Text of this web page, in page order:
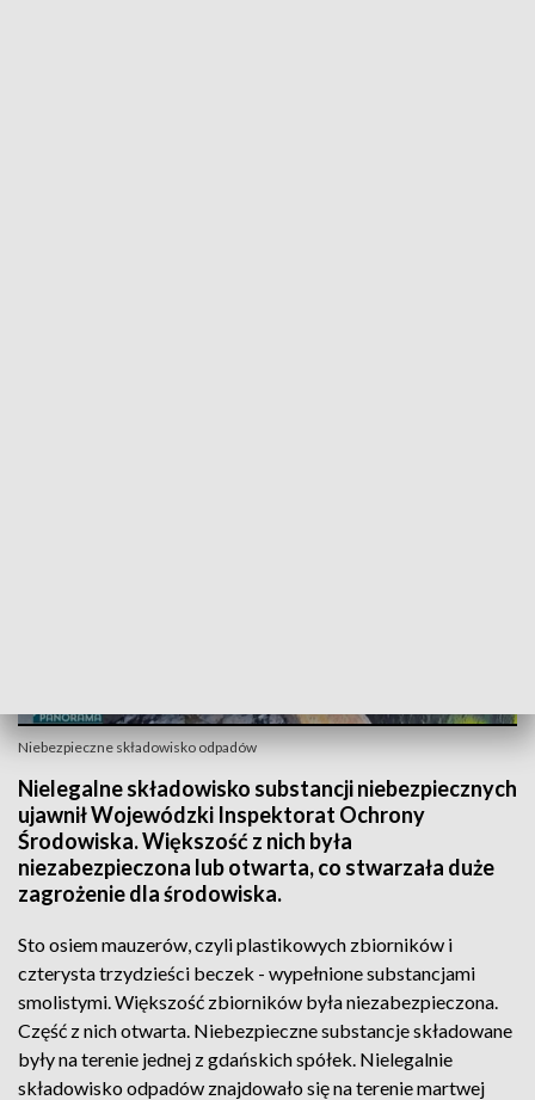
Niebezpieczne składowisko odpadów
Nielegalne składowisko substancji niebezpiecznych
ujawnił Wojewódzki Inspektorat Ochrony
Środowiska. Większość z nich była
niezabezpieczona lub otwarta, co stwarzała duże
zagrożenie dla środowiska.
Sto osiem mauzerów, czyli plastikowych zbiorników i
czterysta trzydzieści beczek - wypełnione substancjami
smolistymi. Większość zbiorników była niezabezpieczona.
Część z nich otwarta. Niebezpieczne substancje składowane
były na terenie jednej z gdańskich spółek. Nielegalnie
składowisko odpadów znajdowało się na terenie martwej